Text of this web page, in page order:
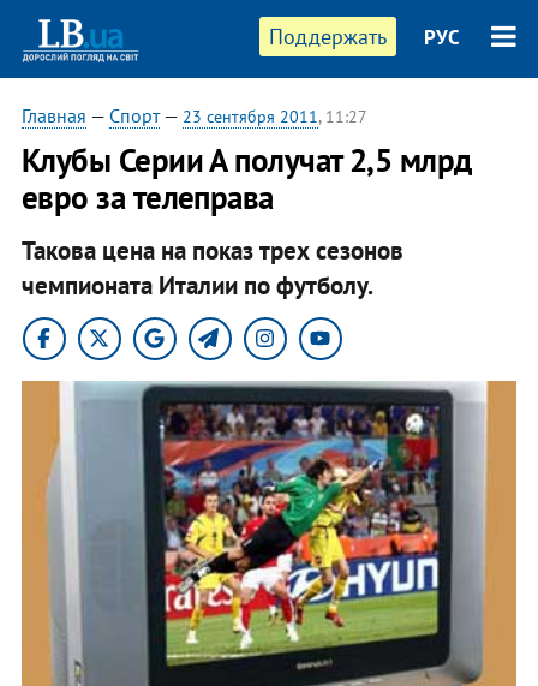
Поддержать РУС
Главная — Спорт— 23 сентября 2011, 11:27
​Клубы Серии А получат 2,5 млрд
евро за телеправа
Такова цена на показ трех сезонов
чемпионата Италии по футболу.